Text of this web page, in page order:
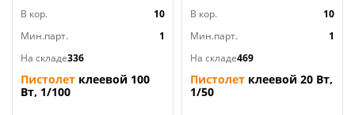
В кор.
10
Мин.парт.
1
На складе336
Пистолет клеевой 100
Вт, 1/100
В кор.
10
Мин.парт.
1
На складе469
Пистолет клеевой 20 Вт,
1/50